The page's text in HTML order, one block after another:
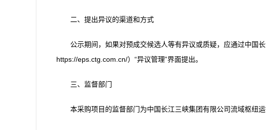
二、提出异议的渠道和方式
公示期间，如果对预成交候选人等有异议或质疑，应通过中国
https://eps.ctg.com.cn/）“异议管理”界面提出。
三、监督部门
本采购项目的监督部门为中国长江三峡集团有限公司流域枢纽